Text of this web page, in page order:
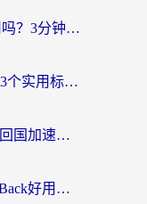
海外党必看：云极和Bling好用吗？3分钟教你选对回国加速器
从澳门用什么VPN访问国内？3个实用标准帮你避开坑，无缝刷剧听歌
穿梭和银河哪个好？海外党选回国加速器的避坑指南，附番茄加速器实测体验
海外党必看：ChickCN和FlashBack好用吗？3招教你选对回国加速器（附云极、HomeCN、斧牛vs艾果对比）